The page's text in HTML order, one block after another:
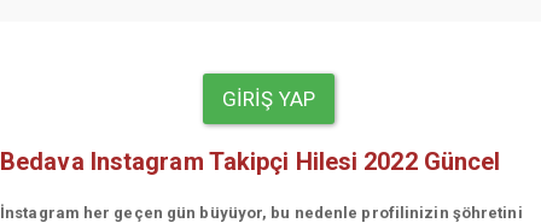
GIRIŞ YAP
Bedava Instagram Takipçi Hilesi 2022 Güncel
İnstagram her geçen gün büyüyor, bu nedenle profilinizin şöhretini